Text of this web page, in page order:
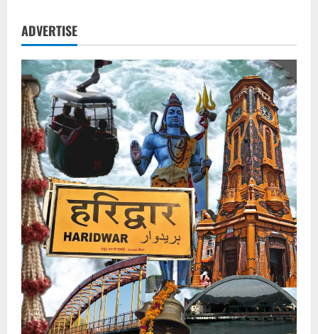
सिर
टोपी
पहना
दो
तो
वह
नाचने
लगता
भट्ट
कहा-
उनका
दर्द
छलक
रहा
ADVERTISE